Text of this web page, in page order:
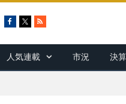
c
e
b
R
S
人気連載 市況 決